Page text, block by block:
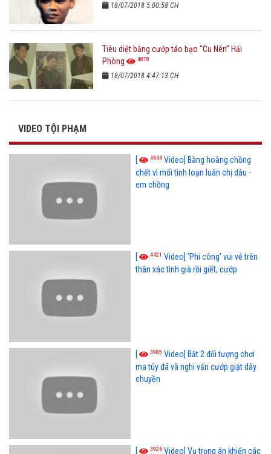
18/07/2018 5:00:58 CH
Tiêu diệt băng cướp táo bạo “Cu Nên” Hải
Phòng
4878
18/07/2018 4:47:13 CH
VIDEO TỘI PHẠM
[ 4644 Video] Bàng hoàng chồng
chết vì mối tình loạn luân chị dâu -
em chồng
[ 4421 Video] 'Phi công' vui vẻ trên
thân xác tình già rồi giết, cướp
[ 3985 Video] Bắt 2 đối tượng chơi
ma túy đá và nghi vấn cướp giật dây
chuyền
[ 3926 Video] Vụ trọng án khiến các